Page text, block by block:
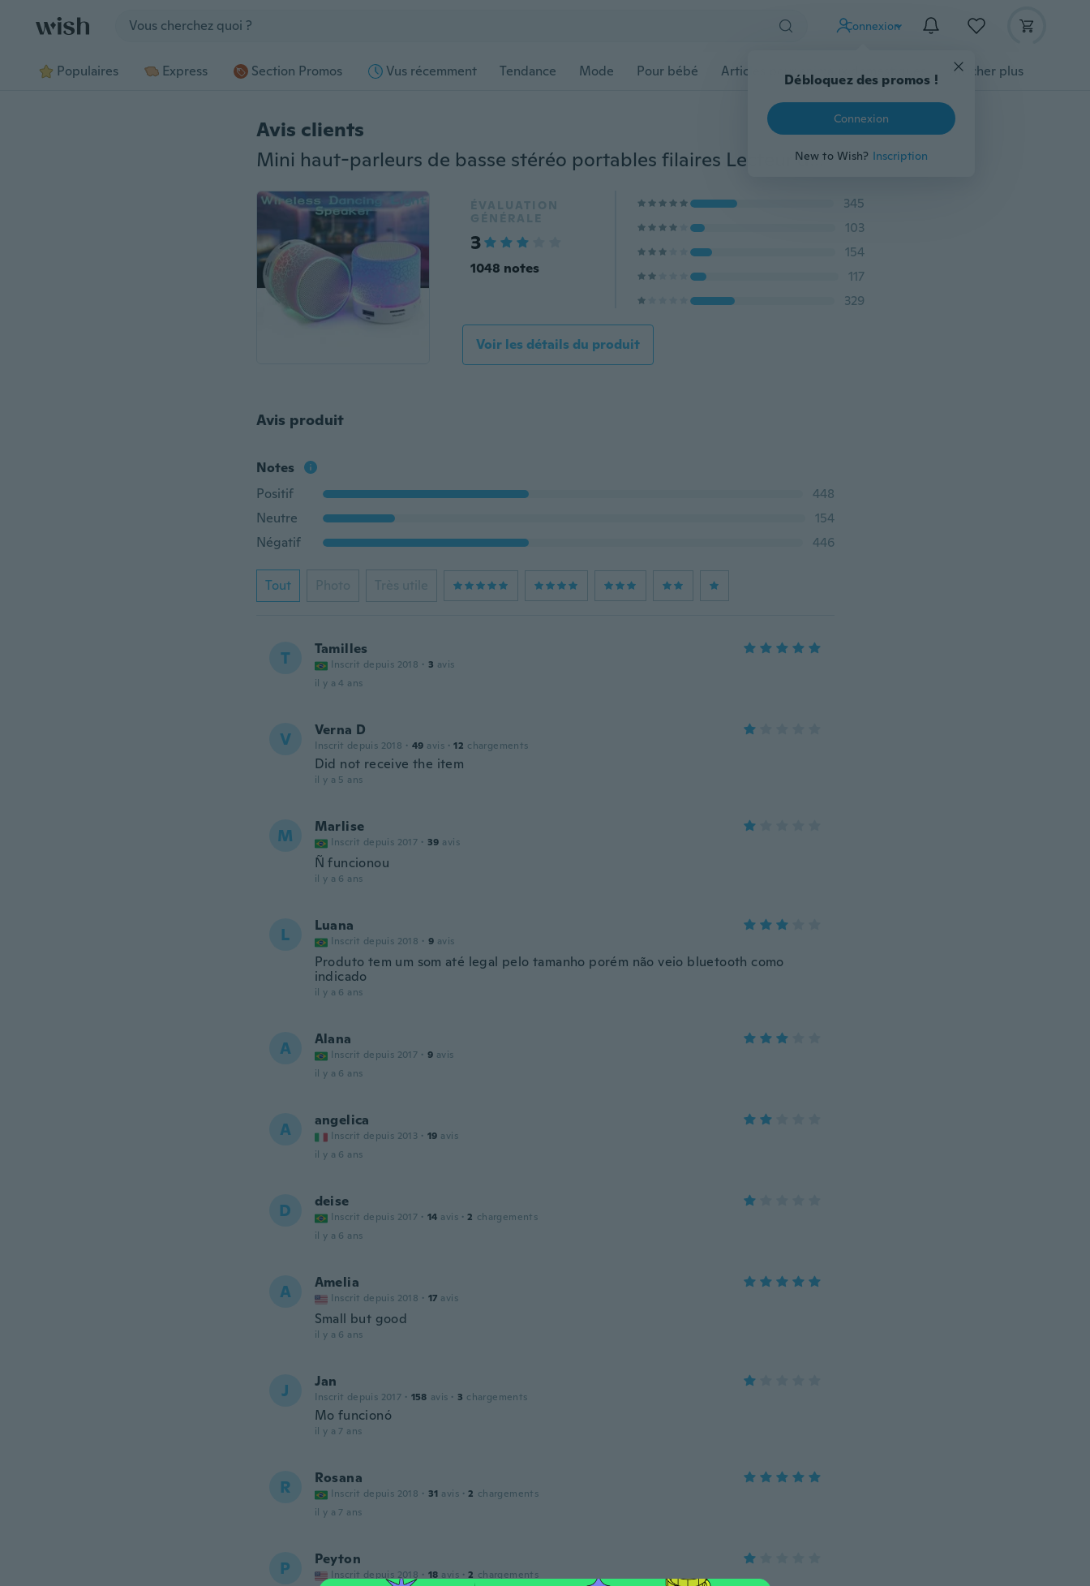
Connexion
Débloquez des promos !
Connexion
New to Wish? Inscription
Populaires Express Section Promos Vus récemment Tendance Mode Pour bébé Articles pour animaux domestiques Afficher plus
Avis clients
Mini haut-parleurs de basse stéréo portables filaires Lecteur de musique Haut-parleur MP3 TF
ÉVALUATION
GÉNÉRALE
3
1048 notes
345
103
154
117
329
Voir les détails du produit
Avis produit
Notes
Positif
448
Neutre
154
Négatif
446
Tout Photo Très utile
T Tamilles
Inscrit depuis 2018 · 3 avis
il y a 4 ans
V Verna D
Inscrit depuis 2018 · 49 avis · 12 chargements
Did not receive the item
il y a 5 ans
M Marlise
Inscrit depuis 2017 · 39 avis
Ñ funcionou
il y a 6 ans
L Luana
Inscrit depuis 2018 · 9 avis
Produto tem um som até legal pelo tamanho porém não veio bluetooth como
indicado
il y a 6 ans
A Alana
Inscrit depuis 2017 · 9 avis
il y a 6 ans
A angelica
Inscrit depuis 2013 · 19 avis
il y a 6 ans
D deise
Inscrit depuis 2017 · 14 avis · 2 chargements
il y a 6 ans
A Amelia
Inscrit depuis 2018 · 17 avis
Small but good
il y a 6 ans
J Jan
Inscrit depuis 2017 · 158 avis · 3 chargements
Mo funcionó
il y a 7 ans
R Rosana
Inscrit depuis 2018 · 31 avis · 2 chargements
il y a 7 ans
P Peyton
Inscrit depuis 2018 · 18 avis · 2 chargements